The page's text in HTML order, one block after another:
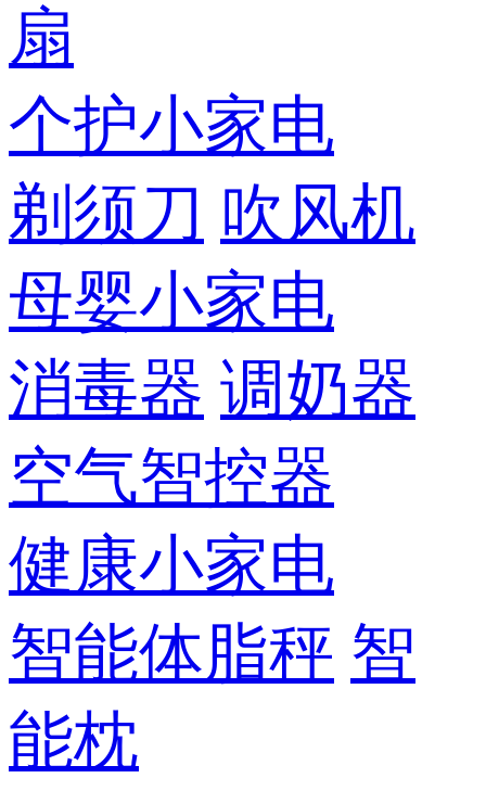
扇
个护小家电
剃须刀 吹风机
母婴小家电
消毒器 调奶器
空气智控器
健康小家电
智能体脂秤 智
能枕